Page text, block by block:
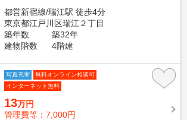
都営新宿線/瑞江駅 徒歩4分
東京都江戸川区瑞江２丁目
築年数
築32年
建物階数
4階建
写真充実
無料オンライン相談可
インターネット無料
13万円
管理費等：7,000円